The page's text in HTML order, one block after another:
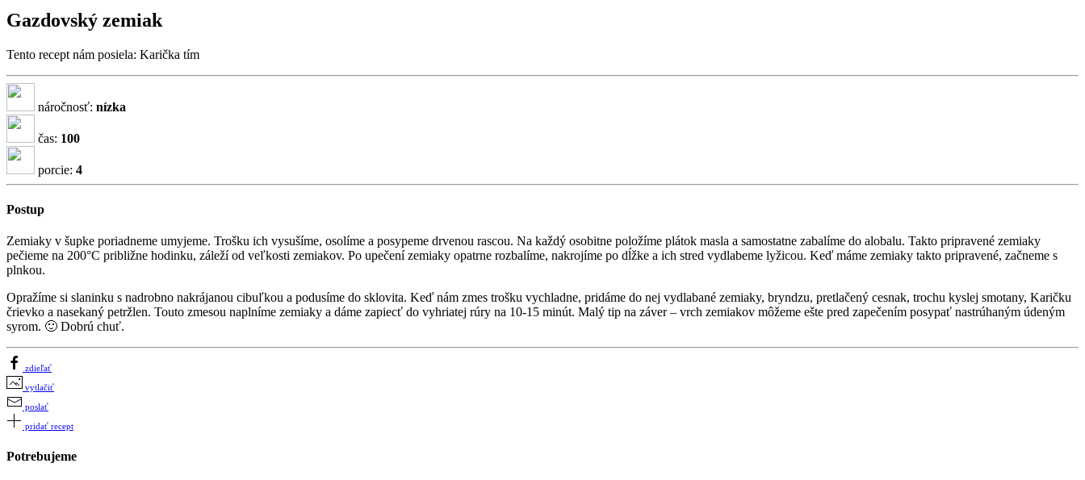
Gazdovský zemiak
Tento recept nám posiela: Karička tím
náročnosť: nízka
čas: 100
porcie: 4
Postup
Zemiaky v šupke poriadneme umyjeme. Trošku ich vysušíme, osolíme a posypeme drvenou rascou. Na každý osobitne položíme plátok masla a samostatne zabalíme do alobalu. Takto pripravené zemiaky
pečieme na 200°C približne hodinku, záleží od veľkosti zemiakov. Po upečení zemiaky opatrne rozbalíme, nakrojíme po dĺžke a ich stred vydlabeme lyžicou. Keď máme zemiaky takto pripravené, začneme s
plnkou.
Opražíme si slaninku s nadrobno nakrájanou cibuľkou a podusíme do sklovita. Keď nám zmes trošku vychladne, pridáme do nej vydlabané zemiaky, bryndzu, pretlačený cesnak, trochu kyslej smotany, Karičku
črievko a nasekaný petržlen. Touto zmesou naplníme zemiaky a dáme zapiecť do vyhriatej rúry na 10-15 minút. Malý tip na záver – vrch zemiakov môžeme ešte pred zapečením posypať nastrúhaným údeným
syrom. 🙂 Dobrú chuť.
zdieľať
vytlačiť
poslať
pridať recept
Potrebujeme